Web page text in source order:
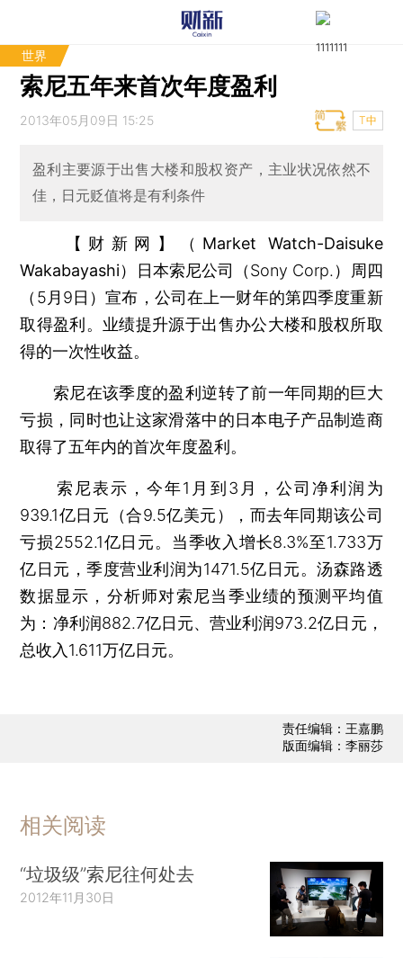
世界
索尼五年来首次年度盈利
2013年05月09日 15:25 T中
盈利主要源于出售大楼和股权资产，主业状况依然不
佳，日元贬值将是有利条件
【财新网】（Market Watch-Daisuke
Wakabayashi）
日本索尼公司（Sony Corp.）周四
（5月9日）宣布，公司在上一财年的第四季度重新
取得盈利。业绩提升源于出售办公大楼和股权所取
得的一次性收益。
索尼在该季度的盈利逆转了前一年同期的巨大
亏损，同时也让这家滑落中的日本电子产品制造商
取得了五年内的首次年度盈利。
索尼表示，今年1月到3月，公司净利润为
939.1亿日元（合9.5亿美元），而去年同期该公司
亏损2552.1亿日元。当季收入增长8.3%至1.733万
亿日元，季度营业利润为1471.5亿日元。汤森路透
数据显示，分析师对索尼当季业绩的预测平均值
为：净利润882.7亿日元、营业利润973.2亿日元，
总收入1.611万亿日元。
责任编辑：王嘉鹏
版面编辑：李丽莎
相关阅读
“垃圾级”索尼往何处去
2012年11月30日